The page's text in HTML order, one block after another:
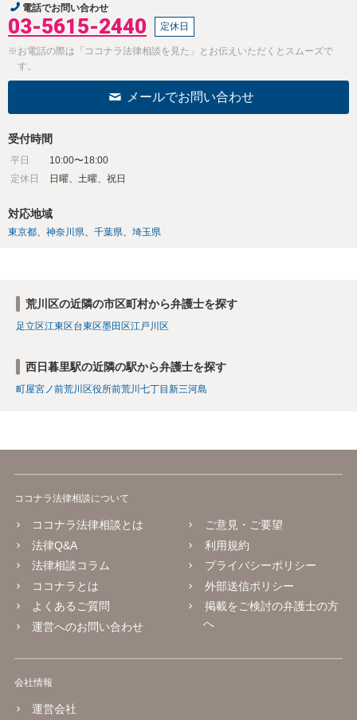
電話でお問い合わせ
03-5615-2440 定休日
※お電話の際は「ココナラ法律相談を見た」とお伝えいただくとスムーズで
す。
メールでお問い合わせ
受付時間
平日
10:00〜18:00
定休日
日曜、土曜、祝日
対応地域
東京都 神奈川県 千葉県 埼玉県
荒川区の近隣の市区町村から弁護士を探す
足立区江東区台東区墨田区江戸川区
西日暮里駅の近隣の駅から弁護士を探す
町屋宮ノ前荒川区役所前荒川七丁目 新三河島
ココナラ法律相談について
ココナラ法律相談とは
法律Q&A
法律相談コラム
ココナラとは
よくあるご質問
運営へのお問い合わせ
ご意見・ご要望
利用規約
プライバシーポリシー
外部送信ポリシー
掲載をご検討の弁護士の方
へ
会社情報
運営会社